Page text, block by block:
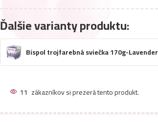
Ďalšie varianty produktu:
Bispol trojfarebná sviečka 170g-Lavender
11 zákazníkov si prezerá tento produkt.